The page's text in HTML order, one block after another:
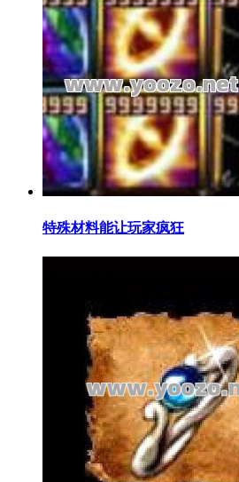
特殊材料能让玩家疯狂